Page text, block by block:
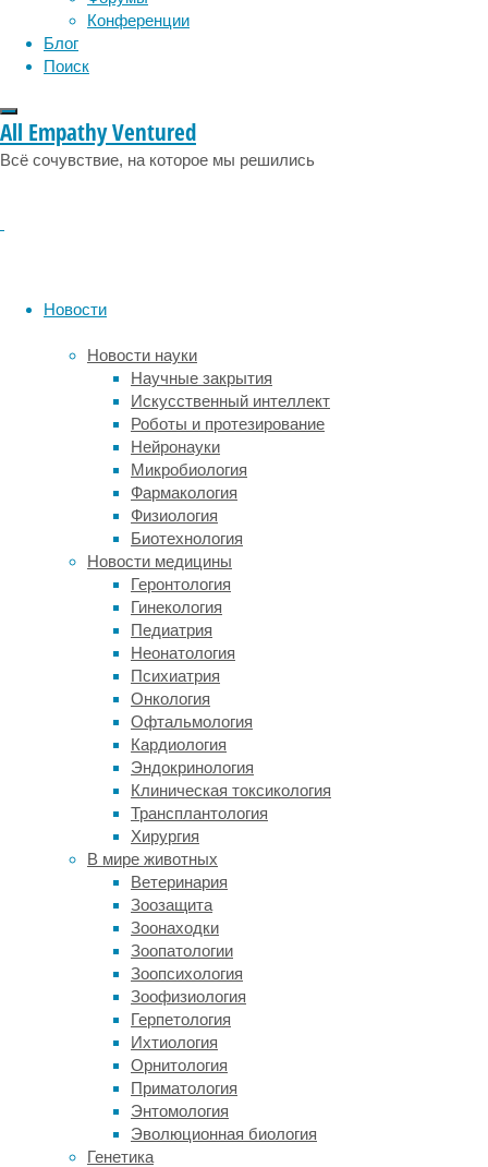
Конференции
Блог
Поиск
All Empathy Ventured
Всё сочувствие, на которое мы решились
Новости
Новости науки
Научные закрытия
Искусственный интеллект
Роботы и протезирование
Нейронауки
Микробиология
Фармакология
Физиология
Биотехнология
Новости медицины
Геронтология
Гинекология
Педиатрия
Неонатология
Психиатрия
Онкология
Офтальмология
Кардиология
Эндокринология
Клиническая токсикология
Трансплантология
Хирургия
В мире животных
Ветеринария
Зоозащита
Зоонаходки
Зоопатологии
Зоопсихология
Зоофизиология
Герпетология
Ихтиология
Орнитология
Приматология
Энтомология
Эволюционная биология
Генетика
будут
активны
в
мозге,
только
активности-
неактивности,
но
том,
насколько
ген
активен
–
очень
слабо,
слабо,
сильно
д.
Активность
генов
можно
оценить
по
уровню
разных
РНК.
Чтобы
генетическая
информация
заработала,
её
нужно
перенести
(транскрибировать)
из
ДНК